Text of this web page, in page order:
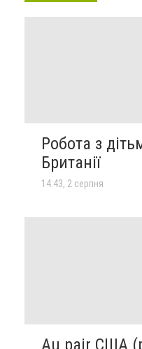
Робота з
Британії
14:43, 2 серпня
Au pair США